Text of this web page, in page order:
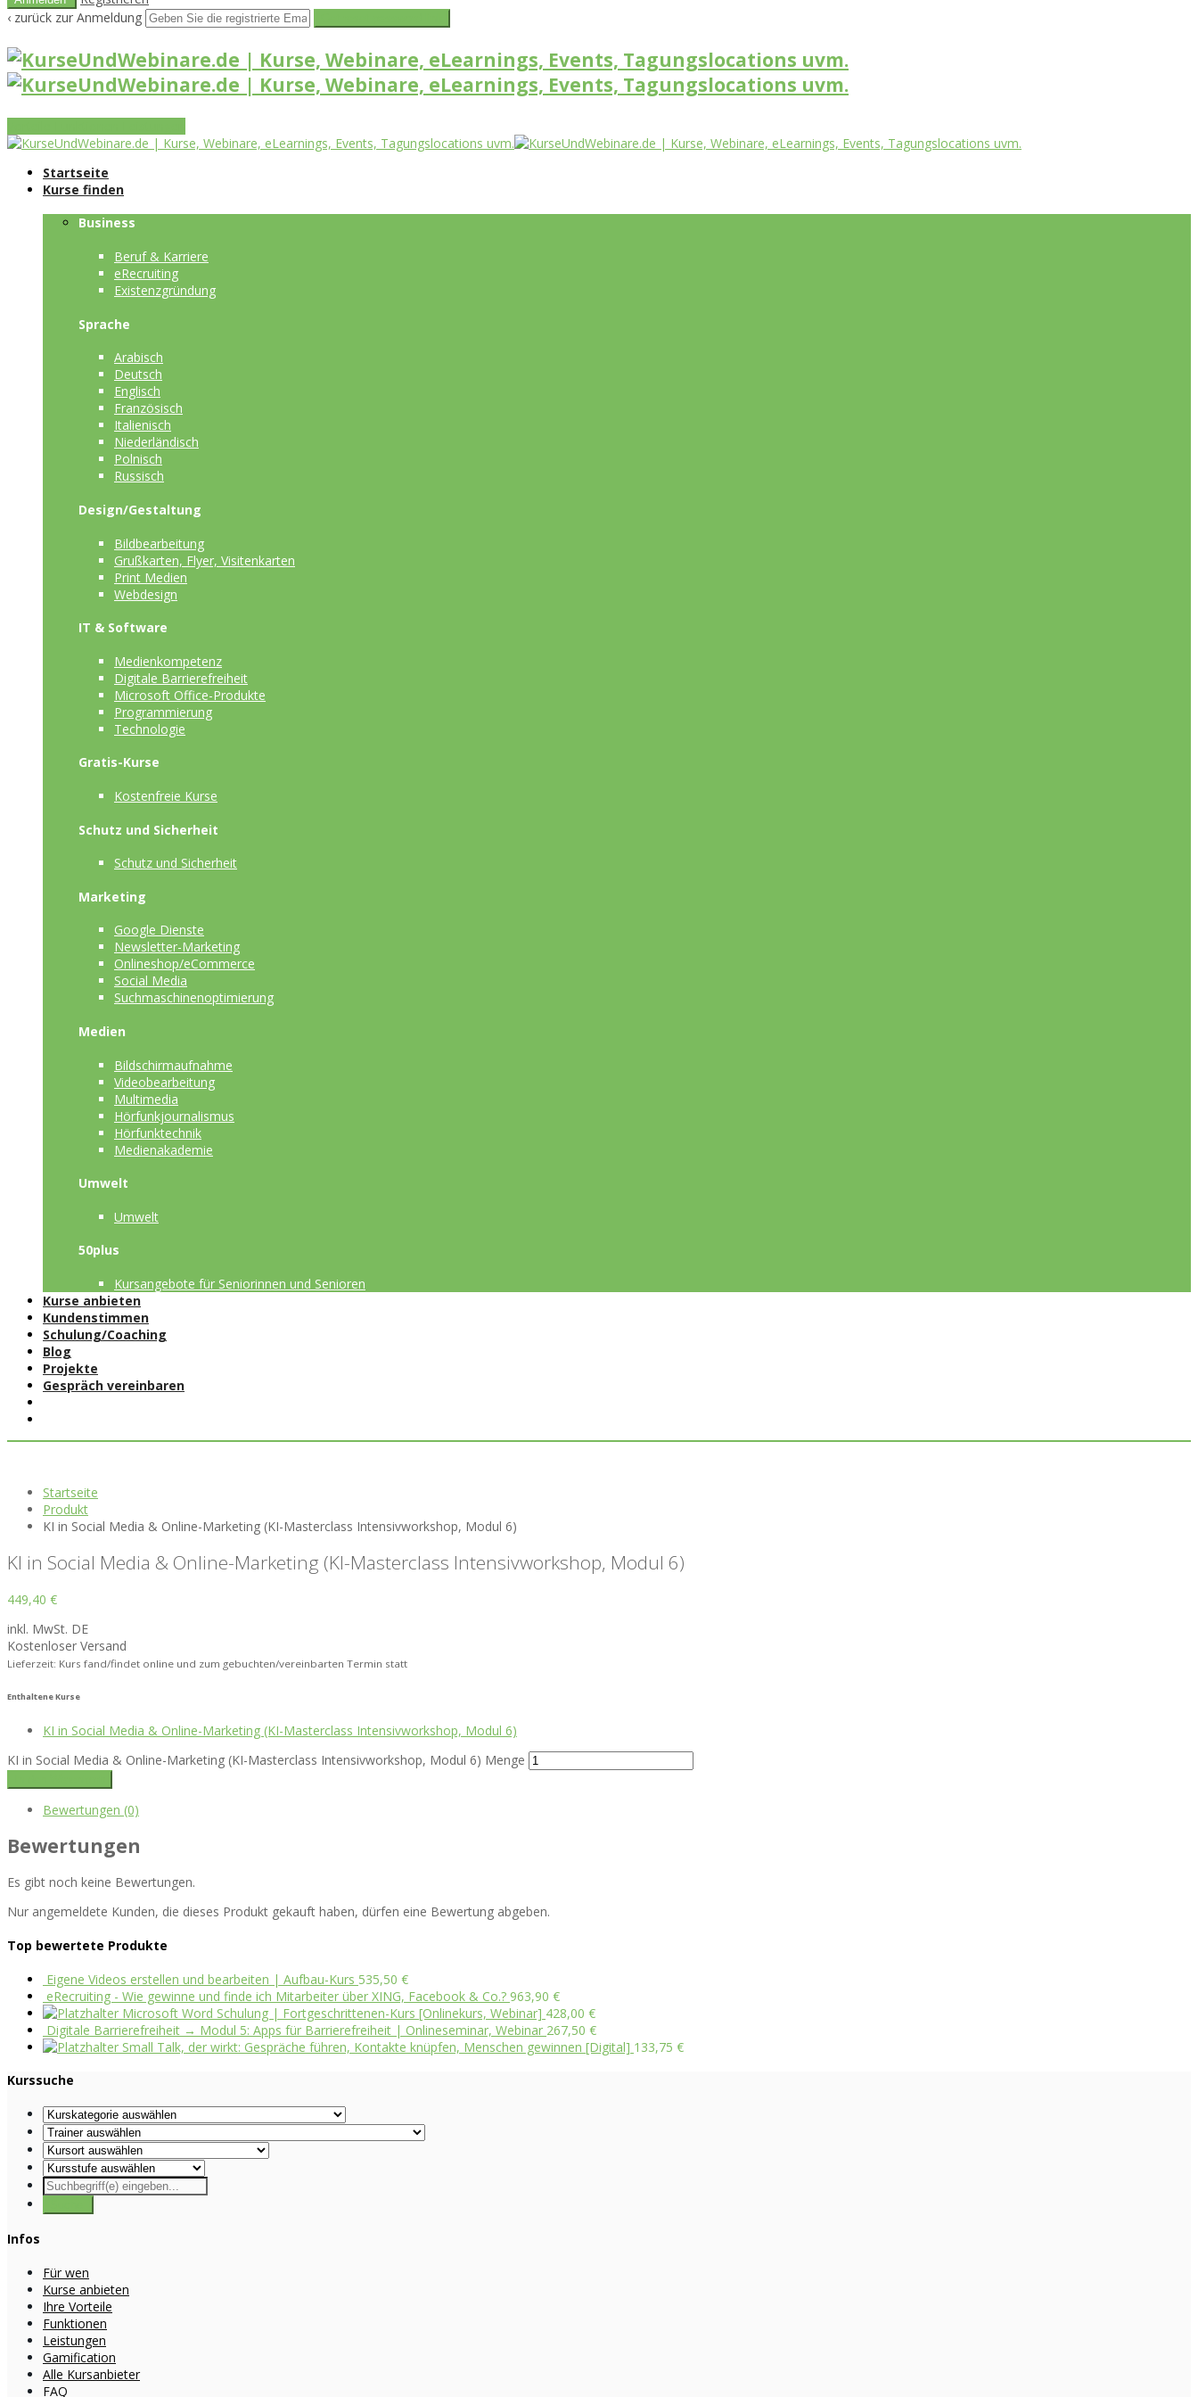
‹ zurück zur Anmeldung
Startseite
Kurse finden
Business
Beruf & Karriere
eRecruiting
Existenzgründung
Sprache
Arabisch
Deutsch
Englisch
Französisch
Italienisch
Niederländisch
Polnisch
Russisch
Design/Gestaltung
Bildbearbeitung
Grußkarten, Flyer, Visitenkarten
Print Medien
Webdesign
IT & Software
Medienkompetenz
Digitale Barrierefreiheit
Microsoft Office-Produkte
Programmierung
Technologie
Gratis-Kurse
Kostenfreie Kurse
Schutz und Sicherheit
Schutz und Sicherheit
Marketing
Google Dienste
Newsletter-Marketing
Onlineshop/eCommerce
Social Media
Suchmaschinenoptimierung
Medien
Bildschirmaufnahme
Videobearbeitung
Multimedia
Hörfunkjournalismus
Hörfunktechnik
Medienakademie
Umwelt
Umwelt
50plus
Kursangebote für Seniorinnen und Senioren
Kurse anbieten
Kundenstimmen
Schulung/Coaching
Blog
Projekte
Gespräch vereinbaren
Startseite
Produkt
KI in Social Media & Online-Marketing (KI-Masterclass Intensivworkshop, Modul 6)
KI in Social Media & Online-Marketing (KI-Masterclass Intensivworkshop, Modul 6)
449,40 €
inkl. MwSt. DE
Kostenloser Versand
Lieferzeit: Kurs fand/findet online und zum gebuchten/vereinbarten Termin statt
Enthaltene Kurse
KI in Social Media & Online-Marketing (KI-Masterclass Intensivworkshop, Modul 6)
KI in Social Media & Online-Marketing (KI-Masterclass Intensivworkshop, Modul 6) Menge
Bewertungen (0)
Bewertungen
Es gibt noch keine Bewertungen.
Nur angemeldete Kunden, die dieses Produkt gekauft haben, dürfen eine Bewertung abgeben.
Top bewertete Produkte
Eigene Videos erstellen und bearbeiten | Aufbau-Kurs 535,50 €
eRecruiting - Wie gewinne und finde ich Mitarbeiter über XING, Facebook & Co.? 963,90 €
Microsoft Word Schulung | Fortgeschrittenen-Kurs [Onlinekurs, Webinar] 428,00 €
Digitale Barrierefreiheit → Modul 5: Apps für Barrierefreiheit | Onlineseminar, Webinar 267,50 €
Small Talk, der wirkt: Gespräche führen, Kontakte knüpfen, Menschen gewinnen [Digital] 133,75 €
Kurssuche
Infos
Für wen
Kurse anbieten
Ihre Vorteile
Funktionen
Leistungen
Gamification
Alle Kursanbieter
FAQ